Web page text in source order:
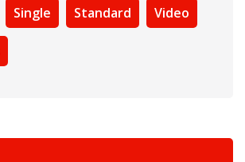
Single Standard Video